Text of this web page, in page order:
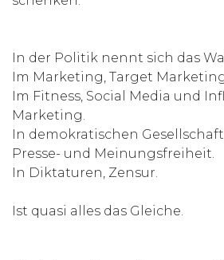
In der Politik nennt sich das
Im Marketing, Target
Im Fitness, Social Media und
Marketing.
In demokratischen
Presse- und Meinungsfreiheit.
In Diktaturen, Zensur.
Ist quasi alles das Gleiche.